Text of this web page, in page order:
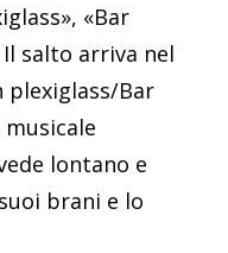
«Bar
Il salto arriva nel
plexiglass/Bar
lontano e
brani e lo